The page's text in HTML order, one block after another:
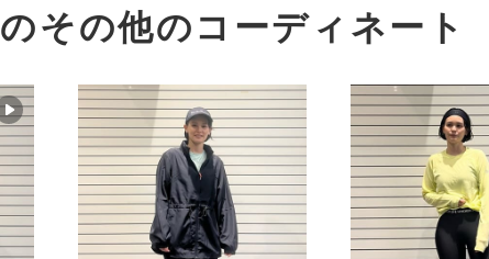
のその他のコーディネート